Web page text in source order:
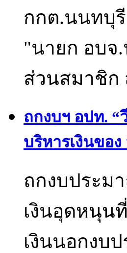
กกต.นนทบุรี
"นายก อบจ
ส่วนสมาชิก
ถกงบฯ อปท.
บริหารเงินของ
ถกงบประม
เงินอุดหนุน
เงินนอกงบ